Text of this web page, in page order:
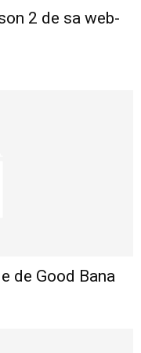
2 de sa web-
de Good Bana